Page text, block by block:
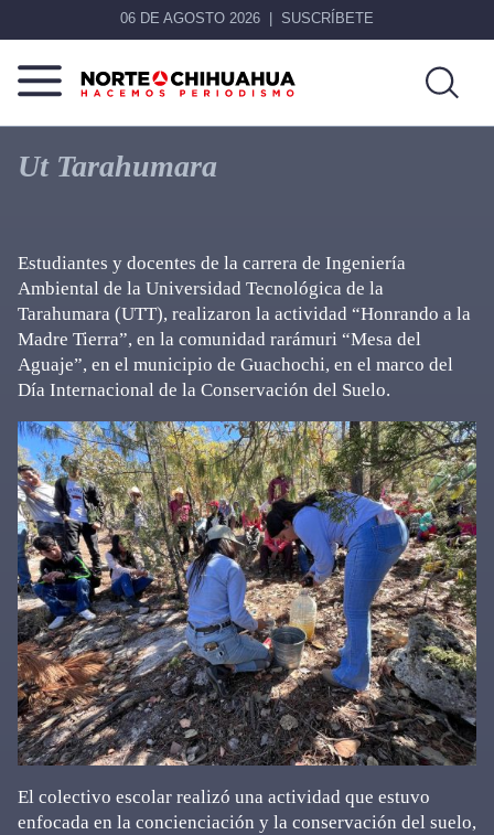
06 DE AGOSTO 2026 SUSCRÍBETE
Norte
Chihuahua
Más
que
noticias,
Ut Tarahumara
Estudiantes y docentes de la carrera de Ingeniería
Ambiental de la Universidad Tecnológica de la
Tarahumara (UTT), realizaron la actividad “Honrando a la
Madre Tierra”, en la comunidad rarámuri “Mesa del
Aguaje”, en el municipio de Guachochi, en el marco del
Día Internacional de la Conservación del Suelo.
El colectivo escolar realizó una actividad que estuvo
enfocada en la concienciación y la conservación del suelo,